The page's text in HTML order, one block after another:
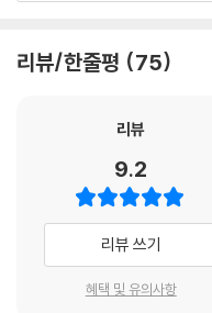
에게 정성 들인 편지를 건넬 때
보니 그 흔들림은 감동보다는
소년이 남기고 싶어 하지 않는
누군가의 어두운 시간, 달아나
사람이다. 여기에서의 시간은
것이다.
--- p.187~188
이하는 경험, 자신이 주체가
람 사이에 신뢰가 만들어지고
삶의 신산함을 알아버린 소년들
소년원에서 처음 책을 만나 책
된 소년들일지라도 소년원에
순간이다. 이들에게 이곳의 시
긍정할 수 없고 모두에게 부정
삶에서 어떤 흔적도 남기면 안
작가는 그들의 삶에 대해 고민
있고 내 추억에는 애정 가득
이 책을 읽다 보면 이들이 글
었을 뿐이라는 것을 알게 된다
우리가 얼마나 무지하고 무관
리뷰/한줄평 75
리뷰
9.2
리뷰 쓰기
혜택 및 유의사항